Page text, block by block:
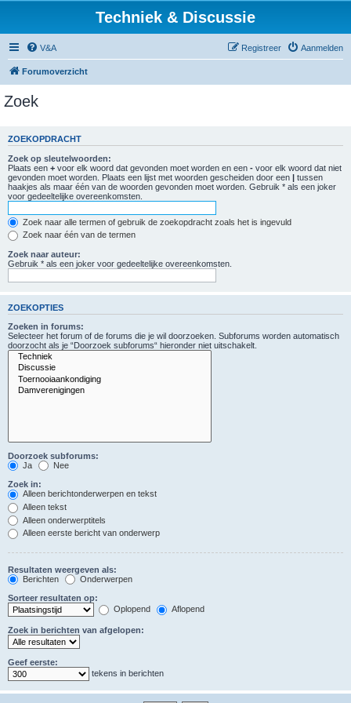
Techniek & Discussie
V&A Aanmelden
Registreer
Forumoverzicht
Zoek
ZOEKOPDRACHT
Zoek op sleutelwoorden:
Plaats een + voor elk woord dat gevonden moet worden en een - voor elk woord dat niet
gevonden moet worden. Plaats een lijst met woorden gescheiden door een | tussen
haakjes als maar één van de woorden gevonden moet worden. Gebruik * als een joker
voor gedeeltelijke overeenkomsten.
Zoek naar alle termen of gebruik de zoekopdracht zoals het is ingevuld
Zoek naar één van de termen
Zoek naar auteur:
Gebruik * als een joker voor gedeeltelijke overeenkomsten.
ZOEKOPTIES
Zoeken in forums:
Selecteer het forum of de forums die je wil doorzoeken. Subforums worden automatisch
doorzocht als je “Doorzoek subforums“ hieronder niet uitschakelt.
Doorzoek subforums:
Ja
Nee
Zoek in:
Alleen berichtonderwerpen en tekst
Alleen tekst
Alleen onderwerptitels
Alleen eerste bericht van onderwerp
Resultaten weergeven als:
Berichten
Onderwerpen
Sorteer resultaten op:
Oplopend
Aflopend
Zoek in berichten van afgelopen:
Geef eerste:
tekens in berichten